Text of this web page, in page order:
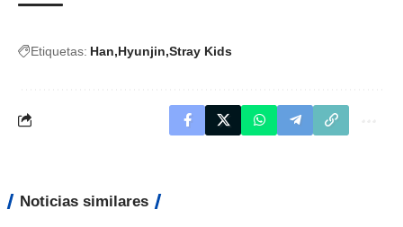
Etiquetas: Han Hyunjin Stray Kids
Noticias similares